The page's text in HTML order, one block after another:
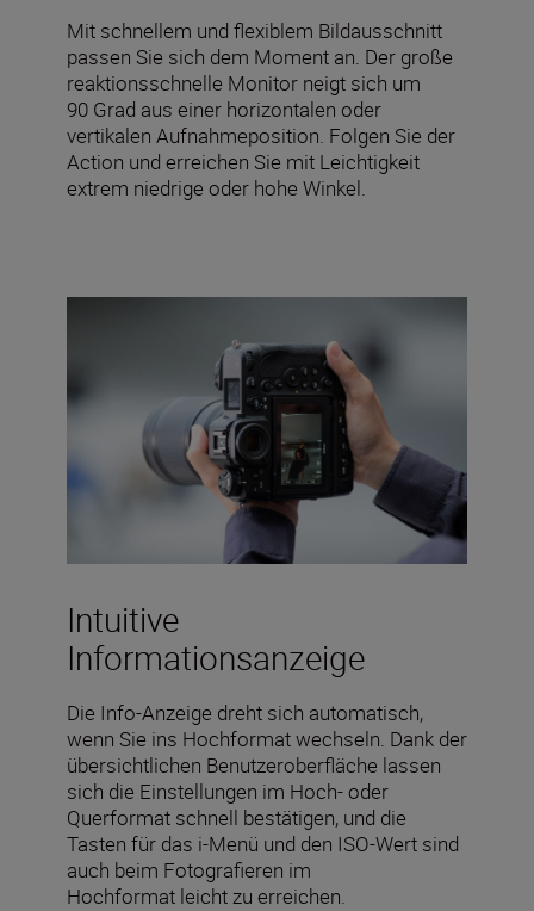
Mit schnellem und flexiblem Bildausschnitt
passen Sie sich dem Moment an. Der große
reaktionsschnelle Monitor neigt sich um
90 Grad aus einer horizontalen oder
vertikalen Aufnahmeposition. Folgen Sie der
Action und erreichen Sie mit Leichtigkeit
extrem niedrige oder hohe Winkel.
Intuitive
Informationsanzeige
Die Info-Anzeige dreht sich automatisch,
wenn Sie ins Hochformat wechseln. Dank der
übersichtlichen Benutzeroberfläche lassen
sich die Einstellungen im Hoch- oder
Querformat schnell bestätigen, und die
Tasten für das i-Menü und den ISO-Wert sind
auch beim Fotografieren im
Hochformat leicht zu erreichen.